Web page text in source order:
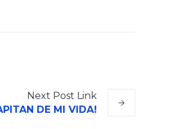
Next Post Link
DE MI VIDA!